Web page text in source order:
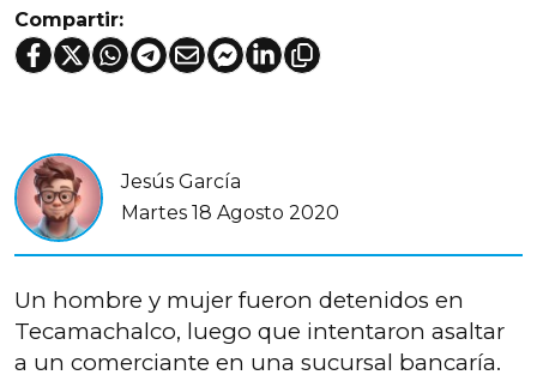
Compartir:
Jesús García
Martes 18 Agosto 2020
Un hombre y mujer fueron detenidos en
Tecamachalco, luego que intentaron asaltar
a un comerciante en una sucursal bancaría.